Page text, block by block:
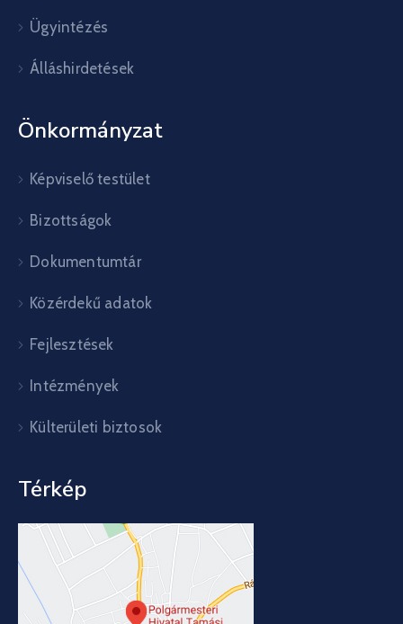
Ügyintézés
Álláshirdetések
Önkormányzat
Képviselő testület
Bizottságok
Dokumentumtár
Közérdekű adatok
Fejlesztések
Intézmények
Külterületi biztosok
Térkép